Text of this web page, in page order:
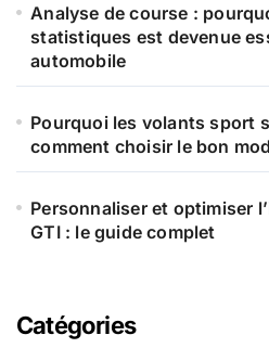
Analyse de course :
statistiques est devenue
automobile
Pourquoi les volants sport
comment choisir le bon
Personnaliser et optimiser
GTI : le guide complet
Catégories